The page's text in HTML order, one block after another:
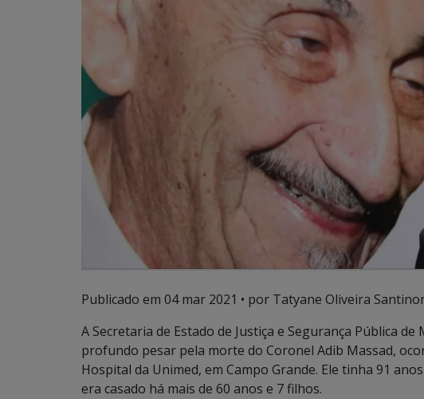
Publicado em 04 mar 2021 • por Tatyane Oliveira
A Secretaria de Estado de Justiça e Segurança Pública
profundo pesar pela morte do Coronel Adib Massad,
Hospital da Unimed, em Campo Grande. Ele tinha 91
era casado há mais de 60 anos e 7 filhos.